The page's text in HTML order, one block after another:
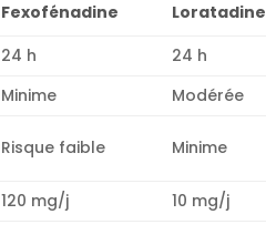
Fexofénadine
Loratadine
24 h
24 h
Minime
Modérée
Risque faible Minime
120 mg/j 10 mg/j